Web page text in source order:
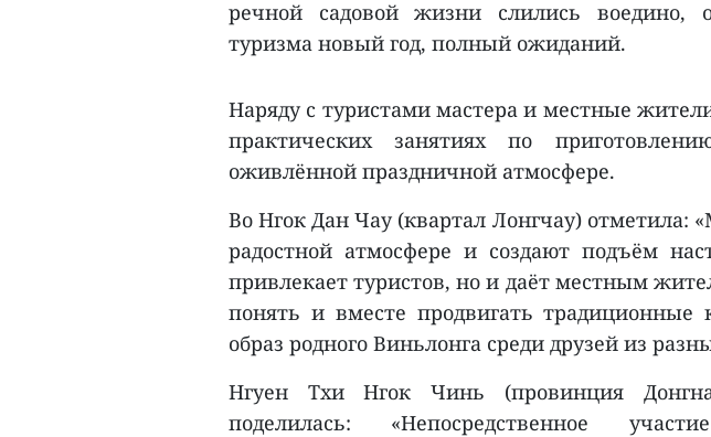
речной садовой жизни слились воедино,
туризма новый год, полный ожиданий.
Наряду с туристами мастера и местные
практических занятиях по
оживлённой праздничной атмосфере.
Во Нгок Дан Чау (квартал Лонгчау) отметила:
радостной атмосфере и создают подъём
привлекает туристов, но и даёт местным
понять и вместе продвигать традиционные
образ родного Виньлонга среди друзей из
Нгуен Тхи Нгок Чинь (провинция
поделилась: «Непосредственное